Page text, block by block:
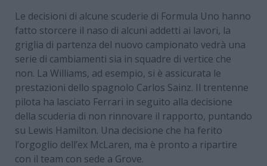
Le decisioni di alcune scuderie di Formula Uno hanno
fatto storcere il naso di alcuni addetti ai lavori, la
griglia di partenza del nuovo campionato vedrà una
serie di cambiamenti sia in squadre di vertice che
non. La Williams, ad esempio, si è assicurata le
prestazioni dello spagnolo Carlos Sainz. Il trentenne
pilota ha lasciato Ferrari in seguito alla decisione
della scuderia di non rinnovare il rapporto, puntando
su Lewis Hamilton. Una decisione che ha ferito
l’orgoglio dell’ex McLaren, ma è pronto a ripartire
con il team con sede a Grove.